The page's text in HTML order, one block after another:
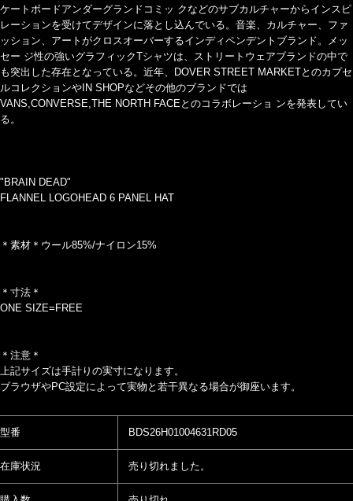
ケートボードアンダーグランドコミッ クなどのサブカルチャーからインスピ
レーションを受けてデザインに落とし込んでいる。音楽、カルチャー、ファ
ッション、アートがクロスオーバーするインディペンデントブランド。メッ
セー ジ性の強いグラフィックTシャツは、ストリートウェアブランドの中で
も突出した存在となっている。近年、DOVER STREET MARKETとのカプセ
ルコレクションやIN SHOPなどその他のブランドでは
VANS,CONVERSE,THE NORTH FACEとのコラボレーショ ンを発表してい
る。
"BRAIN DEAD"
FLANNEL LOGOHEAD 6 PANEL HAT
＊素材＊ウール85%/ナイロン15%
＊寸法＊
ONE SIZE=FREE
＊注意＊
上記サイズは手計りの実寸になります。
ブラウザやPC設定によって実物と若干異なる場合が御座います。
型番 BDS26H01004631RD05
在庫状況 売り切れました。